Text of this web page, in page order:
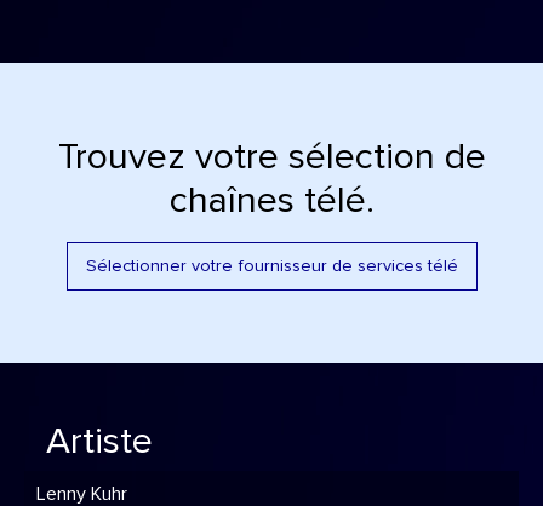
Trouvez votre sélection de
chaînes télé.
Sélectionner votre fournisseur de services télé
Artiste
Lenny Kuhr